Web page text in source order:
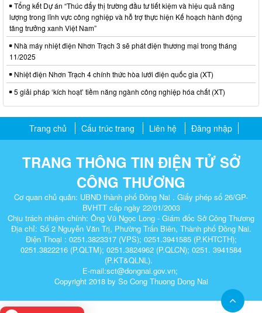
Tổng kết Dự án “Thúc đẩy thị trường đầu tư tiết kiệm và hiệu quả năng
lượng trong lĩnh vực công nghiệp và hỗ trợ thực hiện Kế hoạch hành động
tăng trưởng xanh Việt Nam”
Nhà máy nhiệt điện Nhơn Trạch 3 sẽ phát điện thương mại trong tháng
11/2025
Nhiệt điện Nhơn Trạch 4 chính thức hòa lưới điện quốc gia (XT)
5 giải pháp ‘kích hoạt’ tiềm năng ngành công nghiệp hóa chất (XT)
Trang chủ Cấu trúc trang Liên hệ Đăng nhập
TRANG THÔNG TIN ĐIỆN TỬ SỞ
CÔNG THƯƠNG
Cơ quan chủ quản: UBND thành phố Đồng Nai . Giấy phép số 26/GP-
BVHTT cấp ngày 22/01/2003
Chịu trách nhiệm chính: Ông Vũ Ngọc Long - Giám đốc Sở Công Thương
Địa chỉ: Số 2 Nguyễn Văn Trị, Phường Trấn Biên, Thành phố Đồng Nai.
Điện Thoại : 0251.3823317 (VPS); 0251.3941585 (P.KHTCTH);
0251.3822216 (P.QLTM); 0251.3824962 (P.QLCN); 0251. 3941584
(P.KT&QLNL).
E-mail:sct@dongnai.gov.vn;
Copyright 2018 by So Cong Thuong Dong Nai​